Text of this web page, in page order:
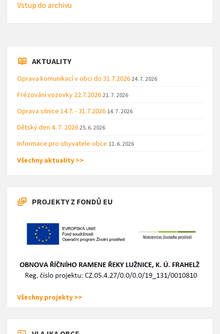
Vstup do archivu
AKTUALITY
Oprava komunikací v obci do 31.7.2026 24. 7. 2026
Frézování vozovky 22.7.2026 21. 7. 2026
Oprava silnice 14.7. - 31.7.2026 14. 7. 2026
Dětský den 4. 7. 2026 25. 6. 2026
Informace pro obyvatele obce 11. 6. 2026
Všechny aktuality >>
PROJEKTY Z FONDŮ EU
Všechny projekty >>